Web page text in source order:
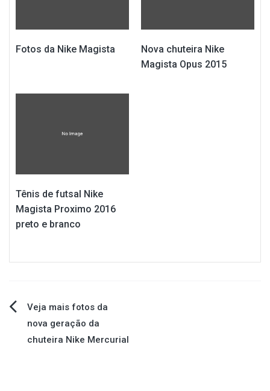
Fotos da Nike Magista
Nova chuteira Nike
Magista Opus 2015
Tênis de futsal Nike
Magista Proximo 2016
preto e branco
Navegação
de
Veja mais fotos da
nova geração da
chuteira Nike Mercurial